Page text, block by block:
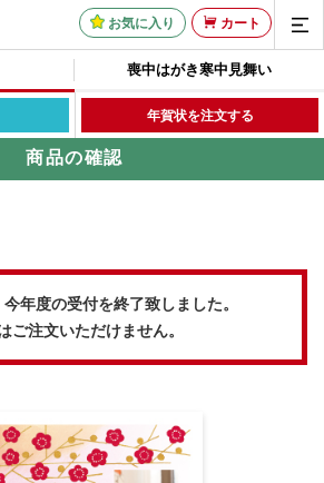
お気に入り カート
喪中はがき寒中見舞い
年賀状を注文する
商品の確認
年度の受付を終了致しました。
ご注文いただけません。